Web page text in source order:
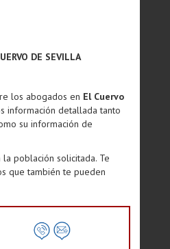
DE SEVILLA
los abogados en El Cuervo
información detallada tanto
su información de
población solicitada. Te
que también te pueden